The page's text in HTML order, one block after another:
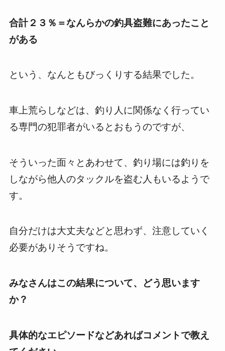
合計２３％＝なんらかの釣具盗難にあったこと
がある
という、なんともびっくりする結果でした。
車上荒らしなどは、釣り人に関係なく行ってい
る専門の犯罪者がいるとおもうのですが、
そういった面々とあわせて、釣り場には釣りを
しながら他人のタックルを盗む人もいるようで
す。
自分だけは大丈夫などと思わず、注意していく
必要がありそうですね。
みなさんはこの結果について、どう思います
か？
具体的なエピソードなどあればコメントで教え